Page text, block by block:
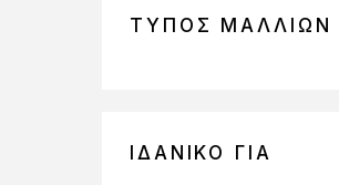
ΤΎΠΟΣ ΜΑΛΛΙΏΝ
ΙΔΑΝΙΚΌ ΓΙΑ